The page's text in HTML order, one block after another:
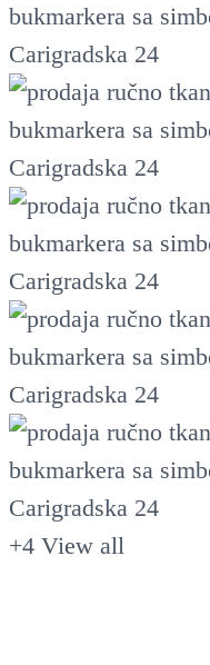
+4 View all